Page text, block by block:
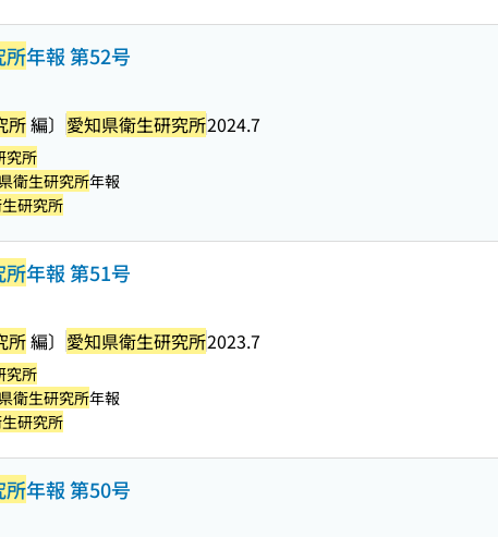
所年報 第52号
所編〕 愛知県衛生研究所2024.7
究所
衛生研究所年報
研究所
所年報 第51号
所編〕 愛知県衛生研究所2023.7
究所
衛生研究所年報
研究所
所年報 第50号